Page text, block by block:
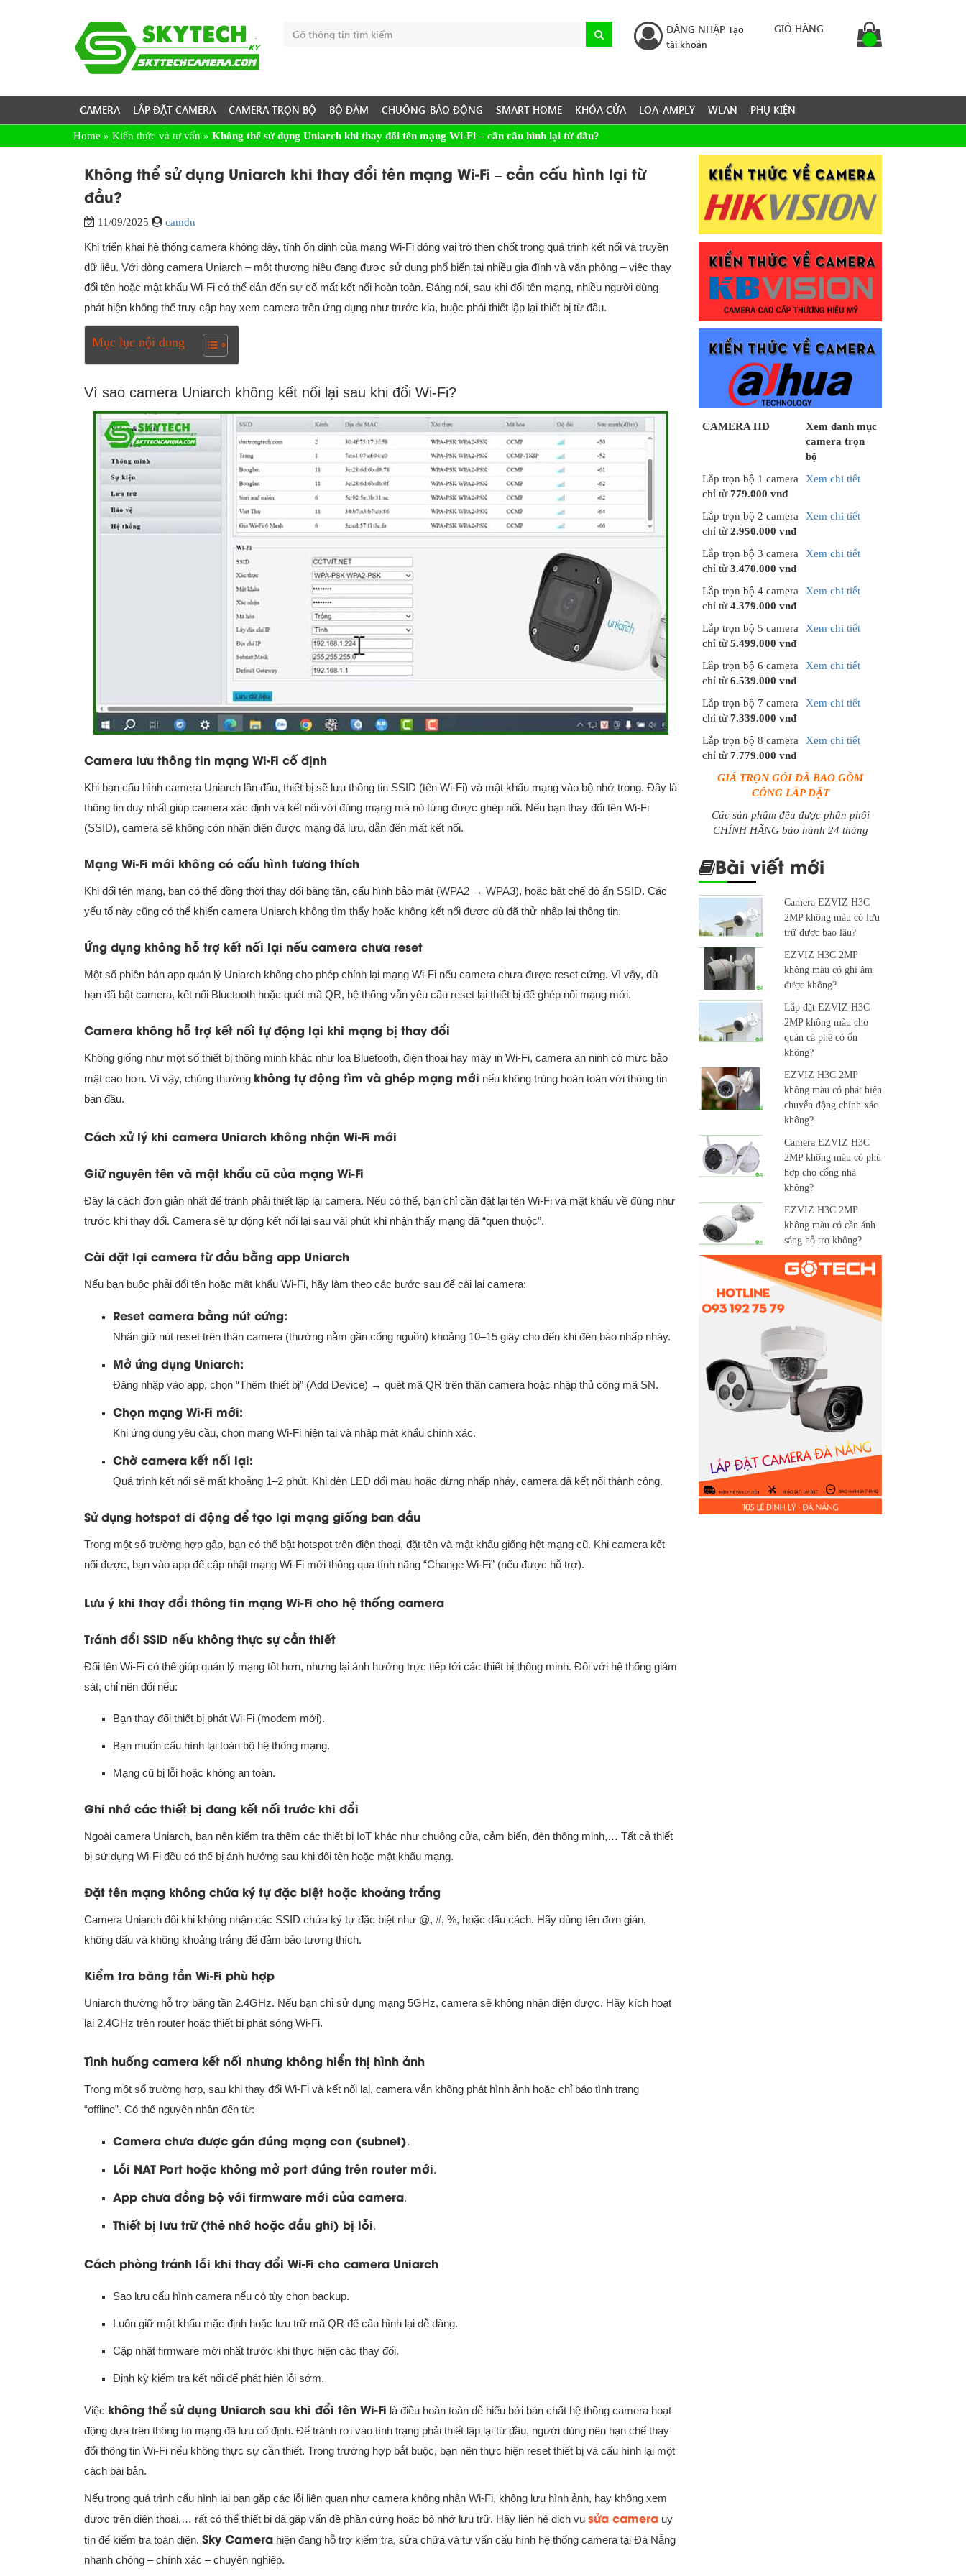
ĐĂNG NHẬP Tạo
tài khoản
GIỎ HÀNG
CAMERA LẮP ĐẶT CAMERA CAMERA TRỌN BỘ BỘ ĐÀM CHUÔNG-BÁO ĐỘNG SMART HOME KHÓA CỬA LOA-AMPLY WLAN PHỤ KIỆN
Home » Kiến thức và tư vấn » Không thể sử dụng Uniarch khi thay đổi tên mạng Wi-Fi – cần cấu hình lại từ đầu?
Không thể sử dụng Uniarch khi thay đổi tên mạng Wi-Fi – cần cấu hình lại từ
đầu?
11/09/2025 camdn
Khi triển khai hệ thống camera không dây, tính ổn định của mạng Wi-Fi đóng vai trò then chốt trong quá trình kết nối và truyền
dữ liệu. Với dòng camera Uniarch – một thương hiệu đang được sử dụng phổ biến tại nhiều gia đình và văn phòng – việc thay
đổi tên hoặc mật khẩu Wi-Fi có thể dẫn đến sự cố mất kết nối hoàn toàn. Đáng nói, sau khi đổi tên mạng, nhiều người dùng
phát hiện không thể truy cập hay xem camera trên ứng dụng như trước kia, buộc phải thiết lập lại thiết bị từ đầu.
Mục lục nội dung
Vì sao camera Uniarch không kết nối lại sau khi đổi Wi-Fi?
Camera lưu thông tin mạng Wi-Fi cố định
Khi bạn cấu hình camera Uniarch lần đầu, thiết bị sẽ lưu thông tin SSID (tên Wi-Fi) và mật khẩu mạng vào bộ nhớ trong. Đây là
thông tin duy nhất giúp camera xác định và kết nối với đúng mạng mà nó từng được ghép nối. Nếu bạn thay đổi tên Wi-Fi
(SSID), camera sẽ không còn nhận diện được mạng đã lưu, dẫn đến mất kết nối.
Mạng Wi-Fi mới không có cấu hình tương thích
Khi đổi tên mạng, bạn có thể đồng thời thay đổi băng tần, cấu hình bảo mật (WPA2 → WPA3), hoặc bật chế độ ẩn SSID. Các
yếu tố này cũng có thể khiến camera Uniarch không tìm thấy hoặc không kết nối được dù đã thử nhập lại thông tin.
Ứng dụng không hỗ trợ kết nối lại nếu camera chưa reset
Một số phiên bản app quản lý Uniarch không cho phép chỉnh lại mạng Wi-Fi nếu camera chưa được reset cứng. Vì vậy, dù
bạn đã bật camera, kết nối Bluetooth hoặc quét mã QR, hệ thống vẫn yêu cầu reset lại thiết bị để ghép nối mạng mới.
Camera không hỗ trợ kết nối tự động lại khi mạng bị thay đổi
Không giống như một số thiết bị thông minh khác như loa Bluetooth, điện thoại hay máy in Wi-Fi, camera an ninh có mức bảo
mật cao hơn. Vì vậy, chúng thường không tự động tìm và ghép mạng mới nếu không trùng hoàn toàn với thông tin
ban đầu.
Cách xử lý khi camera Uniarch không nhận Wi-Fi mới
Giữ nguyên tên và mật khẩu cũ của mạng Wi-Fi
Đây là cách đơn giản nhất để tránh phải thiết lập lại camera. Nếu có thể, bạn chỉ cần đặt lại tên Wi-Fi và mật khẩu về đúng như
trước khi thay đổi. Camera sẽ tự động kết nối lại sau vài phút khi nhận thấy mạng đã “quen thuộc”.
Cài đặt lại camera từ đầu bằng app Uniarch
Nếu bạn buộc phải đổi tên hoặc mật khẩu Wi-Fi, hãy làm theo các bước sau để cài lại camera:
Reset camera bằng nút cứng:
Nhấn giữ nút reset trên thân camera (thường nằm gần cổng nguồn) khoảng 10–15 giây cho đến khi đèn báo nhấp nháy.
Mở ứng dụng Uniarch:
Đăng nhập vào app, chọn “Thêm thiết bị” (Add Device) → quét mã QR trên thân camera hoặc nhập thủ công mã SN.
Chọn mạng Wi-Fi mới:
Khi ứng dụng yêu cầu, chọn mạng Wi-Fi hiện tại và nhập mật khẩu chính xác.
Chờ camera kết nối lại:
Quá trình kết nối sẽ mất khoảng 1–2 phút. Khi đèn LED đổi màu hoặc dừng nhấp nháy, camera đã kết nối thành công.
Sử dụng hotspot di động để tạo lại mạng giống ban đầu
Trong một số trường hợp gấp, bạn có thể bật hotspot trên điện thoại, đặt tên và mật khẩu giống hệt mạng cũ. Khi camera kết
nối được, bạn vào app để cập nhật mạng Wi-Fi mới thông qua tính năng “Change Wi-Fi” (nếu được hỗ trợ).
Lưu ý khi thay đổi thông tin mạng Wi-Fi cho hệ thống camera
Tránh đổi SSID nếu không thực sự cần thiết
Đổi tên Wi-Fi có thể giúp quản lý mạng tốt hơn, nhưng lại ảnh hưởng trực tiếp tới các thiết bị thông minh. Đối với hệ thống giám
sát, chỉ nên đổi nếu:
Bạn thay đổi thiết bị phát Wi-Fi (modem mới).
Bạn muốn cấu hình lại toàn bộ hệ thống mạng.
Mạng cũ bị lỗi hoặc không an toàn.
Ghi nhớ các thiết bị đang kết nối trước khi đổi
Ngoài camera Uniarch, bạn nên kiểm tra thêm các thiết bị IoT khác như chuông cửa, cảm biến, đèn thông minh,… Tất cả thiết
bị sử dụng Wi-Fi đều có thể bị ảnh hưởng sau khi đổi tên hoặc mật khẩu mạng.
Đặt tên mạng không chứa ký tự đặc biệt hoặc khoảng trắng
Camera Uniarch đôi khi không nhận các SSID chứa ký tự đặc biệt như @, #, %, hoặc dấu cách. Hãy dùng tên đơn giản,
không dấu và không khoảng trắng để đảm bảo tương thích.
Kiểm tra băng tần Wi-Fi phù hợp
Uniarch thường hỗ trợ băng tần 2.4GHz. Nếu bạn chỉ sử dụng mạng 5GHz, camera sẽ không nhận diện được. Hãy kích hoạt
lại 2.4GHz trên router hoặc thiết bị phát sóng Wi-Fi.
Tình huống camera kết nối nhưng không hiển thị hình ảnh
Trong một số trường hợp, sau khi thay đổi Wi-Fi và kết nối lại, camera vẫn không phát hình ảnh hoặc chỉ báo tình trạng
“offline”. Có thể nguyên nhân đến từ:
Camera chưa được gán đúng mạng con (subnet).
Lỗi NAT Port hoặc không mở port đúng trên router mới.
App chưa đồng bộ với firmware mới của camera.
Thiết bị lưu trữ (thẻ nhớ hoặc đầu ghi) bị lỗi.
Cách phòng tránh lỗi khi thay đổi Wi-Fi cho camera Uniarch
Sao lưu cấu hình camera nếu có tùy chọn backup.
Luôn giữ mật khẩu mặc định hoặc lưu trữ mã QR để cấu hình lại dễ dàng.
Cập nhật firmware mới nhất trước khi thực hiện các thay đổi.
Định kỳ kiểm tra kết nối để phát hiện lỗi sớm.
Việc không thể sử dụng Uniarch sau khi đổi tên Wi-Fi là điều hoàn toàn dễ hiểu bởi bản chất hệ thống camera hoạt
động dựa trên thông tin mạng đã lưu cố định. Để tránh rơi vào tình trạng phải thiết lập lại từ đầu, người dùng nên hạn chế thay
đổi thông tin Wi-Fi nếu không thực sự cần thiết. Trong trường hợp bắt buộc, bạn nên thực hiện reset thiết bị và cấu hình lại một
cách bài bản.
Nếu trong quá trình cấu hình lại bạn gặp các lỗi liên quan như camera không nhận Wi-Fi, không lưu hình ảnh, hay không xem
được trên điện thoại,… rất có thể thiết bị đã gặp vấn đề phần cứng hoặc bộ nhớ lưu trữ. Hãy liên hệ dịch vụ sửa camera uy
tín để kiểm tra toàn diện. Sky Camera hiện đang hỗ trợ kiểm tra, sửa chữa và tư vấn cấu hình hệ thống camera tại Đà Nẵng
nhanh chóng – chính xác – chuyên nghiệp.
CAMERA HD
Xem danh mục
camera trọn
bộ
Lắp trọn bộ 1 camera
chỉ từ779.000 vnđ
Xem chi tiết
Lắp trọn bộ 2 camera
chỉ từ2.950.000 vnđ
Xem chi tiết
Lắp trọn bộ 3 camera
chỉ từ3.470.000 vnđ
Xem chi tiết
Lắp trọn bộ 4 camera
chỉ từ4.379.000 vnđ
Xem chi tiết
Lắp trọn bộ 5 camera
chỉ từ5.499.000 vnđ
Xem chi tiết
Lắp trọn bộ 6 camera
chỉ từ6.539.000 vnđ
Xem chi tiết
Lắp trọn bộ 7 camera
chỉ từ7.339.000 vnđ
Xem chi tiết
Lắp trọn bộ 8 camera
chỉ từ7.779.000 vnđ
Xem chi tiết
GIÁ TRỌN GÓI ĐÃ BAO GỒM
CÔNG LẮP ĐẶT
Các sản phẩm đều được phân phối
CHÍNH HÃNG bảo hành 24 tháng
Bài viết mới
Camera EZVIZ H3C
2MP không màu có lưu
trữ được bao lâu?
EZVIZ H3C 2MP
không màu có ghi âm
được không?
Lắp đặt EZVIZ H3C
2MP không màu cho
quán cà phê có ổn
không?
EZVIZ H3C 2MP
không màu có phát hiện
chuyển động chính xác
không?
Camera EZVIZ H3C
2MP không màu có phù
hợp cho cổng nhà
không?
EZVIZ H3C 2MP
không màu có cần ánh
sáng hỗ trợ không?